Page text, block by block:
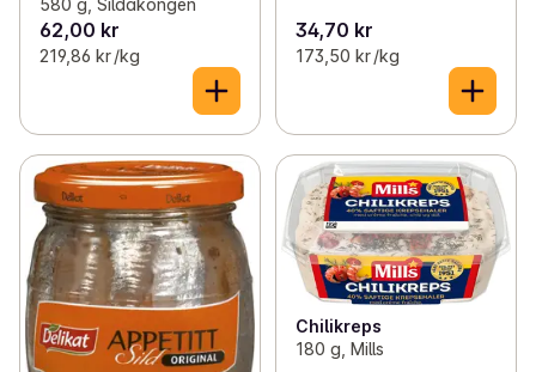
62,00 kr
219,86 kr /kg
34,70 kr
173,50 kr /kg
Chilikreps
180 g, Mills